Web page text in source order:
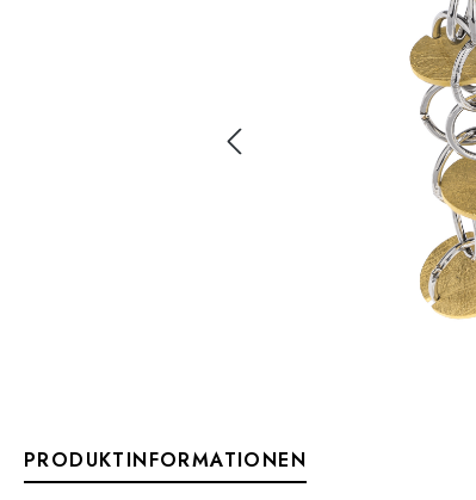
PRODUKTINFORMATIONEN